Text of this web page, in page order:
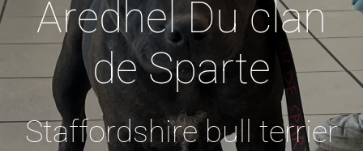
Aredhel Du clan
de Sparte
Staffordshire bull terrier